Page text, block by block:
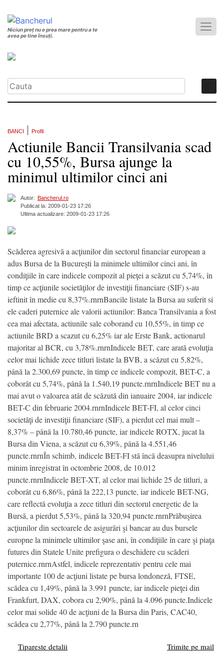
Niciun preț nu e prea mare pentru a te
avea pe tine însuți.
BANCI Profil
Actiunile Bancii Transilvania scad
cu 10,55%, Bursa ajunge la
minimul ultimilor cinci ani
Autor: Bancherul.ro
Publicat la: 2009-01-23 17:26
Ultima actualizare: 2009-01-23 17:26
Scăderea agresivă a acţiunilor din sectorul financiar european a
adus Bursa de la Bucureşti la minimele ultimilor cinci ani, în
condiţiile în care indicele compozit al pieţei a scăzut cu 5,74%, în
timp ce acţiunile societăţilor de investiţii financiare (SIF) s-au
ieftinit în medie cu 8,37%.rnrnBancile listate la Bursa au suferit si
ele caderi puternice ale valorii actiunilor: Banca Transilvania a fost
cea mai afectata, actiunile sale coborand cu 10,55%, in timp ce
actiunile BRD a scazut cu 6,25% iar ale Erste Bank, actionarul
majoritar al BCR, cu 3,78%.rnrnIndicele BET, care arată evoluţia
celor mai lichide zece titluri listate la BVB, a scăzut cu 5,82%,
până la 2.300,69 puncte, în timp ce indicele compozit, BET-C, a
coborât cu 5,74%, până la 1.540,19 puncte.rnrnIndicele BET nu a
mai avut o valoarea atât de scăzută din ianuaire 2004, iar indicele
BET-C din februarie 2004.rnrnIndicele BET-FI, al celor cinci
societăţi de investiţii financiare (SIF), a pierdut cel mai mult –
8,37% – până la 10.780,46 puncte, iar indicele ROTX, jucat la
Bursa din Viena, a scăzut cu 6,39%, până la 4.551,46
puncte.rnrnÎn schimb, indicele BET-FI stă încă deasupra nivelului
minim înregistrat în octombrie 2008, de 10.012
puncte.rnrnIndicele BET-XT, al celor mai lichide 25 de titluri, a
coborât cu 6,86%, până la 222,13 puncte, iar indicele BET-NG,
care reflectă evoluţia a zece titluri din sectorul energetic de la
Bursă, a pierdut 5,53%, până la 320,94 puncte.rnrnPrăbuşirea
acţiunilor din sectoarele de asigurări şi bancar au dus bursele
europne la minimele ultimilor şase ani, în condiţiile în care şi piaţa
futures din Statele Unite prefigura o deschidere cu scăderi
puternice.rnrnAstfel, indicele reprezentativ pentru cele mai
importante 100 de acţiuni listate pe bursa londoneză, FTSE,
scădea cu 1,49%, până la 3.991 puncte, iar indicele pieţei din
Frankfurt, DAX, cobora cu 2,90%, până la 4.096 puncte.Indicele
celor mai solide 40 de acţiuni de la Bursa din Paris, CAC40,
scădea cu 2,77%, până la 2.790 puncte.rn
Tipareste detalii
Trimite pe mail